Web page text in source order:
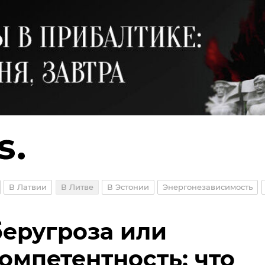
В Латвии В Литве В Эстонии Энергонезависимость
или
что